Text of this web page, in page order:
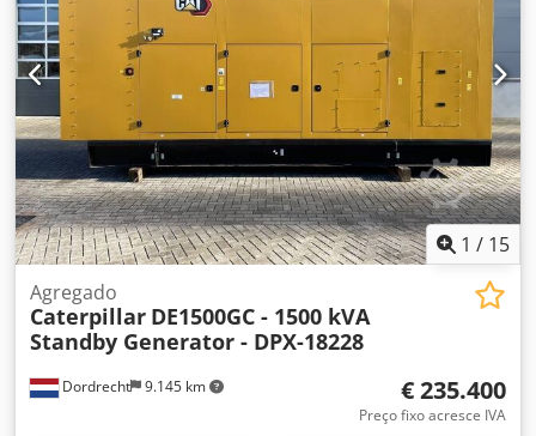
mais informações. = Outras opções e acessórios = - Bateria
Dedpfx Aszc Dvysckeck - Painel de controle - Teto de aço -
Caminhão-tanque
1 / 15
Dordrecht 9.145 km
Agregado
Caterpillar DE1500GC - 1500 kVA
Standby Generator - DPX-18228
€ 235.400
Preço fixo acresce IVA